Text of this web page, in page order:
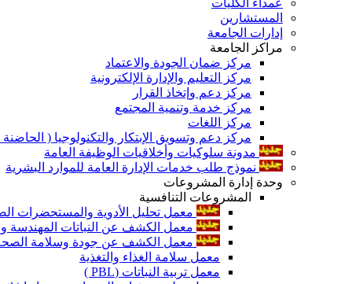
المستشارين
إدارات الجامعة
مراكز الجامعة
مركز ضمان الجودة والاعتماد
مركز التعليم والإدارة الإلكترونية
مركز دعم وإتخاذ القرار
مركز خدمة وتنمية المجتمع
مركز اللغات
مركز دعم وتسويق الإبتكار والتكنولوجيا ( الحاضنة
مدونة سلوكيات وأخلاقيات الوظيفة العامة
نموذج طلب خدمات الإدارة العامة للموارد البشرية
وحدة إدارة المشروعات
المشروعات التنافسية
معمل تحليل الأدوية والمستحضرات
معمل الكشف عن النباتات المهندسة
معمل الكشف عن جودة وسلامة الصحة
معمل سلامة الغذاء والتغذية
معمل تربية النباتات (PBL )